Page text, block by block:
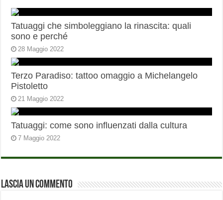
Tatuaggi che simboleggiano la rinascita: quali
sono e perché
28 Maggio 2022
Terzo Paradiso: tattoo omaggio a Michelangelo
Pistoletto
21 Maggio 2022
Tatuaggi: come sono influenzati dalla cultura
7 Maggio 2022
Lascia un commento